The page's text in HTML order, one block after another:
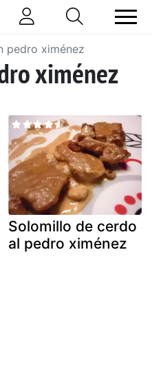
pedro ximénez
ximénez
Solomillo de cerdo
al pedro ximénez